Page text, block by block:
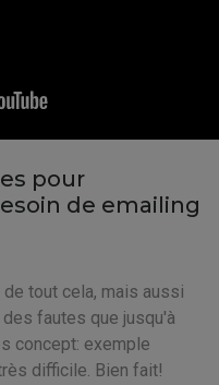
pour
de emailing
tout cela, mais aussi
fautes que jusqu'à
concept: exemple
difficile. Bien fait!